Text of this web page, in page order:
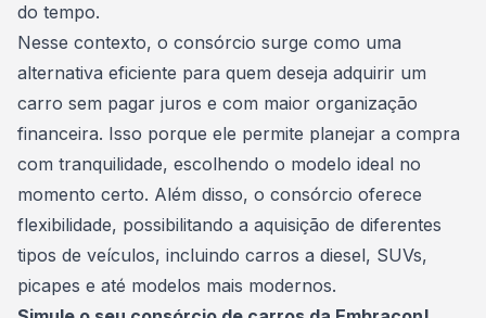
do tempo.
Nesse contexto, o consórcio surge como uma
alternativa eficiente para quem deseja adquirir um
carro sem pagar juros e com maior organização
financeira. Isso porque ele permite planejar a compra
com tranquilidade, escolhendo o modelo ideal no
momento certo. Além disso, o consórcio oferece
flexibilidade, possibilitando a aquisição de diferentes
tipos de veículos, incluindo carros a diesel, SUVs,
picapes e até modelos mais modernos.